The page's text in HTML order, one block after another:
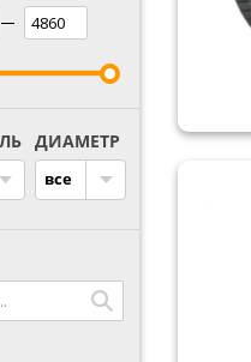
ДИАМЕТР
все